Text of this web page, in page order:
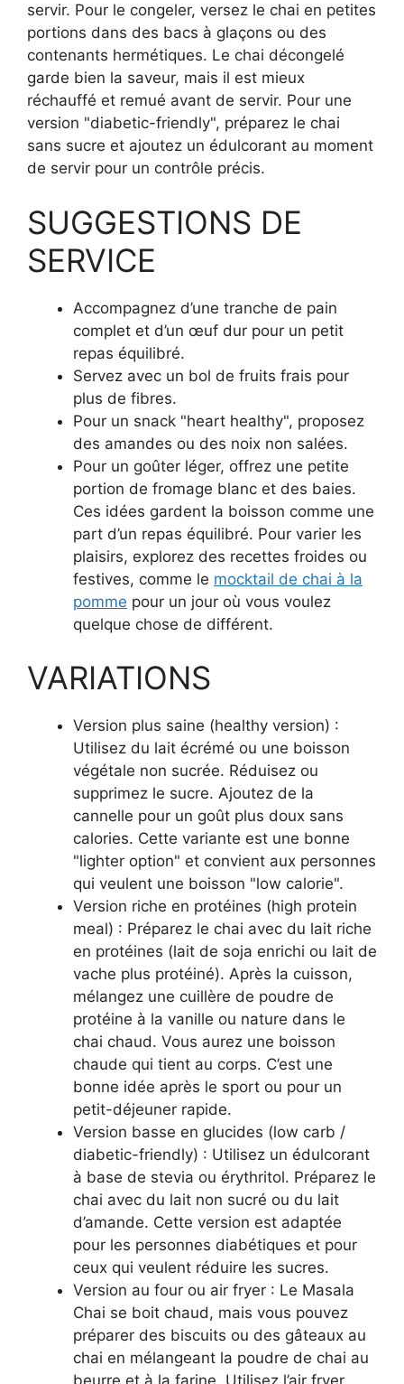
servir. Pour le congeler, versez le chai en petites
portions dans des bacs à glaçons ou des
contenants hermétiques. Le chai décongelé
garde bien la saveur, mais il est mieux
réchauffé et remué avant de servir. Pour une
version "diabetic-friendly", préparez le chai
sans sucre et ajoutez un édulcorant au moment
de servir pour un contrôle précis.
SUGGESTIONS DE
SERVICE
Accompagnez d’une tranche de pain
complet et d’un œuf dur pour un petit
repas équilibré.
Servez avec un bol de fruits frais pour
plus de fibres.
Pour un snack "heart healthy", proposez
des amandes ou des noix non salées.
Pour un goûter léger, offrez une petite
portion de fromage blanc et des baies.
Ces idées gardent la boisson comme une
part d’un repas équilibré. Pour varier les
plaisirs, explorez des recettes froides ou
festives, comme le mocktail de chai à la
pomme pour un jour où vous voulez
quelque chose de différent.
VARIATIONS
Version plus saine (healthy version) :
Utilisez du lait écrémé ou une boisson
végétale non sucrée. Réduisez ou
supprimez le sucre. Ajoutez de la
cannelle pour un goût plus doux sans
calories. Cette variante est une bonne
"lighter option" et convient aux personnes
qui veulent une boisson "low calorie".
Version riche en protéines (high protein
meal) : Préparez le chai avec du lait riche
en protéines (lait de soja enrichi ou lait de
vache plus protéiné). Après la cuisson,
mélangez une cuillère de poudre de
protéine à la vanille ou nature dans le
chai chaud. Vous aurez une boisson
chaude qui tient au corps. C’est une
bonne idée après le sport ou pour un
petit-déjeuner rapide.
Version basse en glucides (low carb /
diabetic-friendly) : Utilisez un édulcorant
à base de stevia ou érythritol. Préparez le
chai avec du lait non sucré ou du lait
d’amande. Cette version est adaptée
pour les personnes diabétiques et pour
ceux qui veulent réduire les sucres.
Version au four ou air fryer : Le Masala
Chai se boit chaud, mais vous pouvez
préparer des biscuits ou des gâteaux au
chai en mélangeant la poudre de chai au
beurre et à la farine. Utilisez l’air fryer